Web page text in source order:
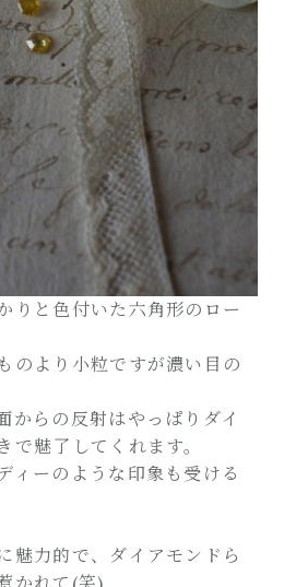
りと色付いた六角形のロー
のより小粒ですが濃い目の
からの反射はやっぱりダイ
で魅了してくれます。
ィーのような印象も受ける
魅力的で、ダイアモンドら
かれて(笑)